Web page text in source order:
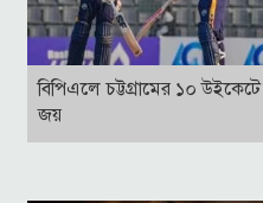
বিপিএলে চট্টগ্রামের ১০ উইকেটে
জয়